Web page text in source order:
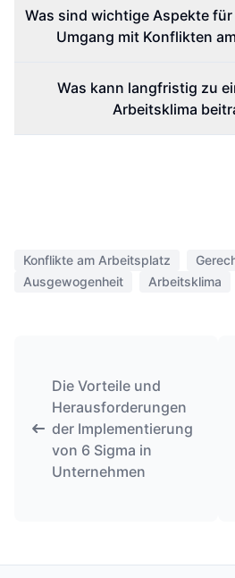
Was sind wichtige Aspekte
Umgang mit Konflikten
Was kann langfristig zu
Arbeitsklima
Konflikte am Arbeitsplatz
Ausgewogenheit
Arbeitsklima
Die Vorteile und
Herausforderungen
der Implementierung
von 6 Sigma in
Unternehmen